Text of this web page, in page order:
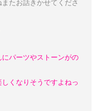
またお話きかせてくださ
パーツやストーンがの
くなりそうですよねっ